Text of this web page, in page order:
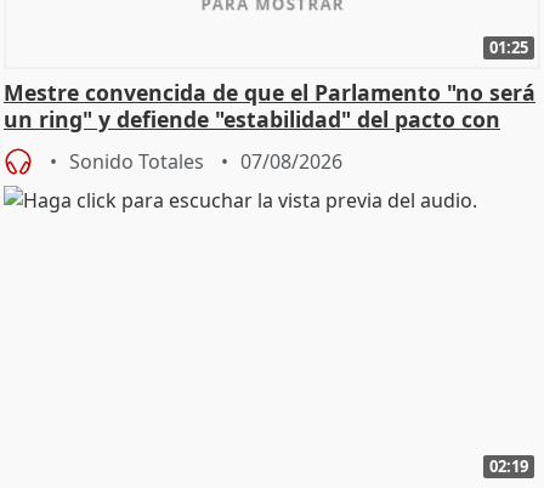
01:25
Mestre convencida de que el Parlamento "no será
un ring" y defiende "estabilidad" del pacto con
Vox
Sonido Totales 07/08/2026
02:19